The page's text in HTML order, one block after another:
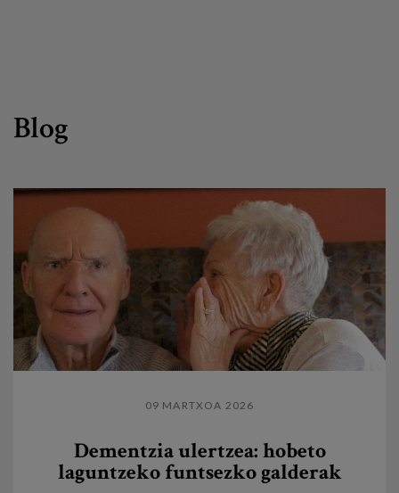
Blog
09 MARTXOA 2026
Dementzia ulertzea: hobeto
laguntzeko funtsezko galderak